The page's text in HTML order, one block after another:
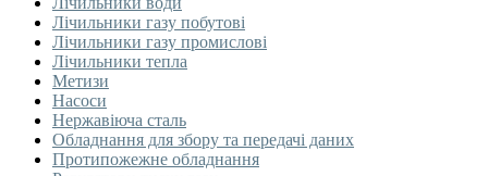
Лічильники газу побутові
Лічильники газу промислові
Лічильники тепла
Метизи
Насоси
Нержавіюча сталь
Обладнання для збору та передачі даних
Протипожежне обладнання